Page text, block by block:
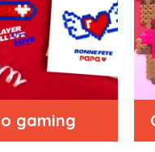
gaming